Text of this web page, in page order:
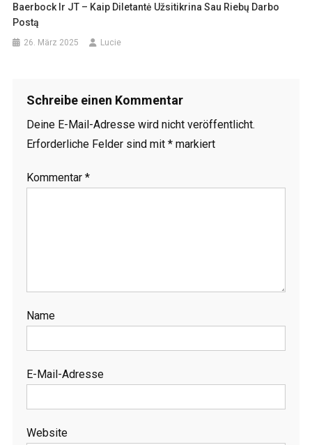
Baerbock Ir JT – Kaip Diletantė Užsitikrina Sau Riebų Darbo
Postą
26. März 2025 Lucie
Schreibe einen Kommentar
Deine E-Mail-Adresse wird nicht veröffentlicht.
Erforderliche Felder sind mit *markiert
Kommentar *
Name
E-Mail-Adresse
Website